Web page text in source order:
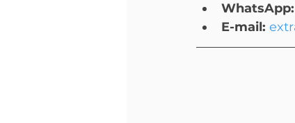
WhatsApp:
E-mail: